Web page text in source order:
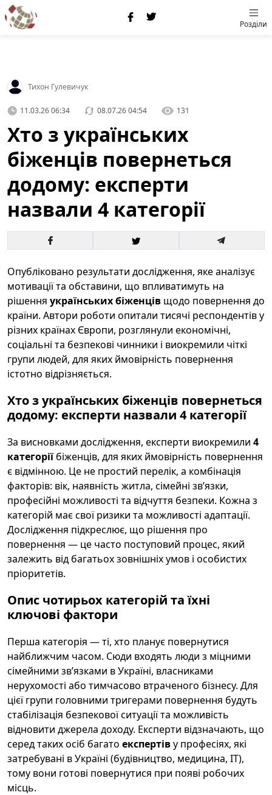
Розділи
Тихон Гулевичук
11.03.26 06:34 08.07.26 04:54 131
Хто з українських
біженців повернеться
додому: експерти
назвали 4 категорії
Опубліковано результати дослідження, яке аналізує
мотивації та обставини, що впливатимуть на
рішення українських біженців щодо повернення до
країни. Автори роботи опитали тисячі респондентів у
різних країнах Європи, розглянули економічні,
соціальні та безпекові чинники і виокремили чіткі
групи людей, для яких ймовірність повернення
істотно відрізняється.
Хто з українських біженців повернеться
додому: експерти назвали 4 категорії
За висновками дослідження, експерти виокремили 4
категорії біженців, для яких ймовірність повернення
є відмінною. Це не простий перелік, а комбінація
факторів: вік, наявність житла, сімейні зв’язки,
професійні можливості та відчуття безпеки. Кожна з
категорій має свої ризики та можливості адаптації.
Дослідження підкреслює, що рішення про
повернення — це часто поступовий процес, який
залежить від багатьох зовнішніх умов і особистих
пріоритетів.
Опис чотирьох категорій та їхні
ключові фактори
Перша категорія — ті, хто планує повернутися
найближчим часом. Сюди входять люди з міцними
сімейними зв’язками в Україні, власниками
нерухомості або тимчасово втраченого бізнесу. Для
цієї групи головними тригерами повернення будуть
стабілізація безпекової ситуації та можливість
відновити джерела доходу. Експерти відзначають, що
серед таких осіб багато експертіву професіях, які
затребувані в Україні (будівництво, медицина, ІТ),
тому вони готові повернутися при появі робочих
місць.